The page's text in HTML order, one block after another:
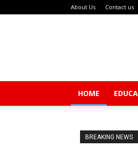
About Us Contact us
HOME
BREAKING NEWS